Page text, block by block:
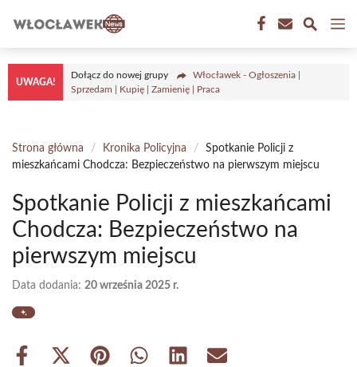
treści
UWAGA!
Dołącz do nowej grupy
Włocławek - Ogłoszenia |
Sprzedam | Kupię | Zamienię | Praca
Strona główna / Kronika Policyjna /
Spotkanie Policji z
mieszkańcami Chodcza: Bezpieczeństwo na pierwszym miejscu
Spotkanie Policji z mieszkańcami
Chodcza: Bezpieczeństwo na
pierwszym miejscu
Data dodania: 20 września 2025 r.
Share
Share Share Share Share Share